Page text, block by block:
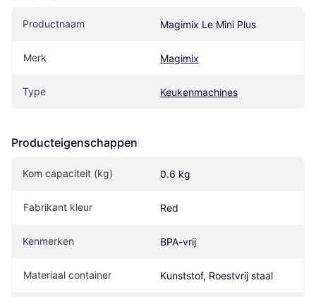
Productnaam Magimix Le Mini Plus
Merk Magimix
Type Keukenmachines
Producteigenschappen
Kom capaciteit (kg) 0.6 kg
Fabrikant kleur Red
Kenmerken BPA-vrij
Materiaal container Kunststof, Roestvrij staal